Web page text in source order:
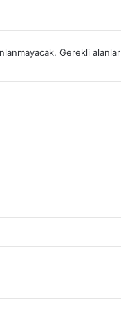
Gerekli alanlar